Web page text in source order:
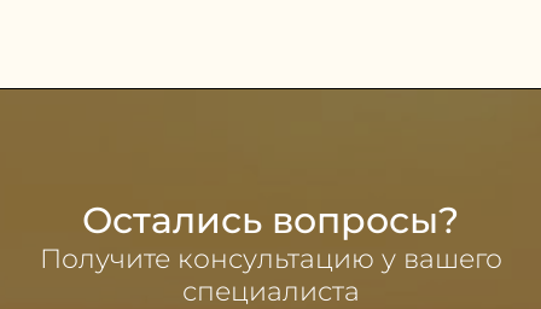
Остались вопросы?
Получите консультацию у вашего
специалиста